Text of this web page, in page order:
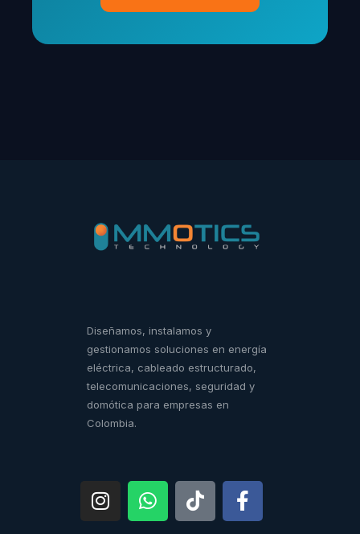
Diseñamos, instalamos y
gestionamos soluciones en energía
eléctrica, cableado estructurado,
telecomunicaciones, seguridad y
domótica para empresas en
Colombia.